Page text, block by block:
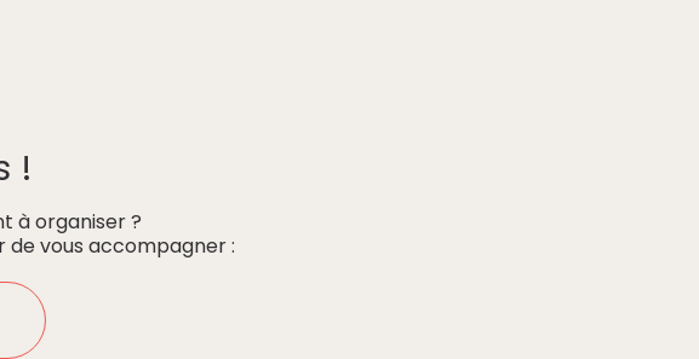
!
à organiser ?
vous accompagner :